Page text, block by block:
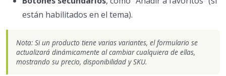
están habilitados en el tema).
Nota: Si un producto tiene varias variantes, el formulario se
actualizará dinámicamente al cambiar cualquiera de ellas,
mostrando su precio, disponibilidad y SKU.